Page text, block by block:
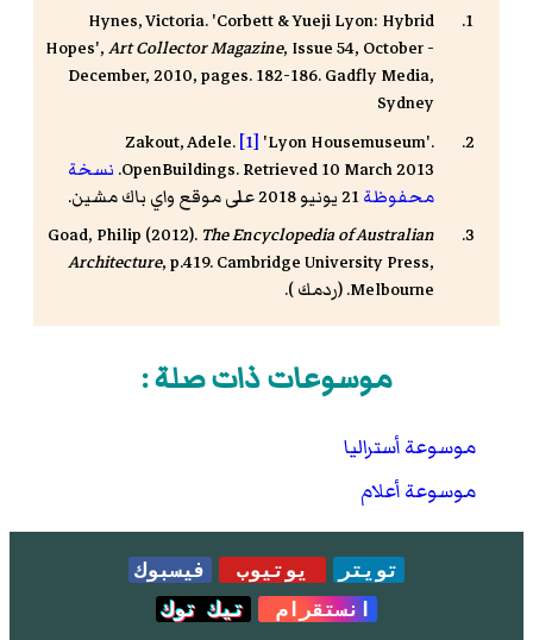
Hynes, Victoria. 'Corbett & Yueji Lyon: Hybrid
Hopes',Art Collector Magazine, Issue 54, October -
December, 2010, pages. 182-186. Gadfly Media,
Sydney
Zakout, Adele.[1] 'Lyon Housemuseum'.
OpenBuildings. Retrieved 10 March 2013. نسخة
محفوظة
Goad, Philip (2012). The Encyclopedia of Australian
Architecture, p.419. Cambridge University Press,
Melbourne. ( ردمك).
موسوعات ذات صلة :
موسوعة أستراليا
موسوعة أعلام
تويتر يوتيوب
فيسبوك
انستقرام
تيك توك